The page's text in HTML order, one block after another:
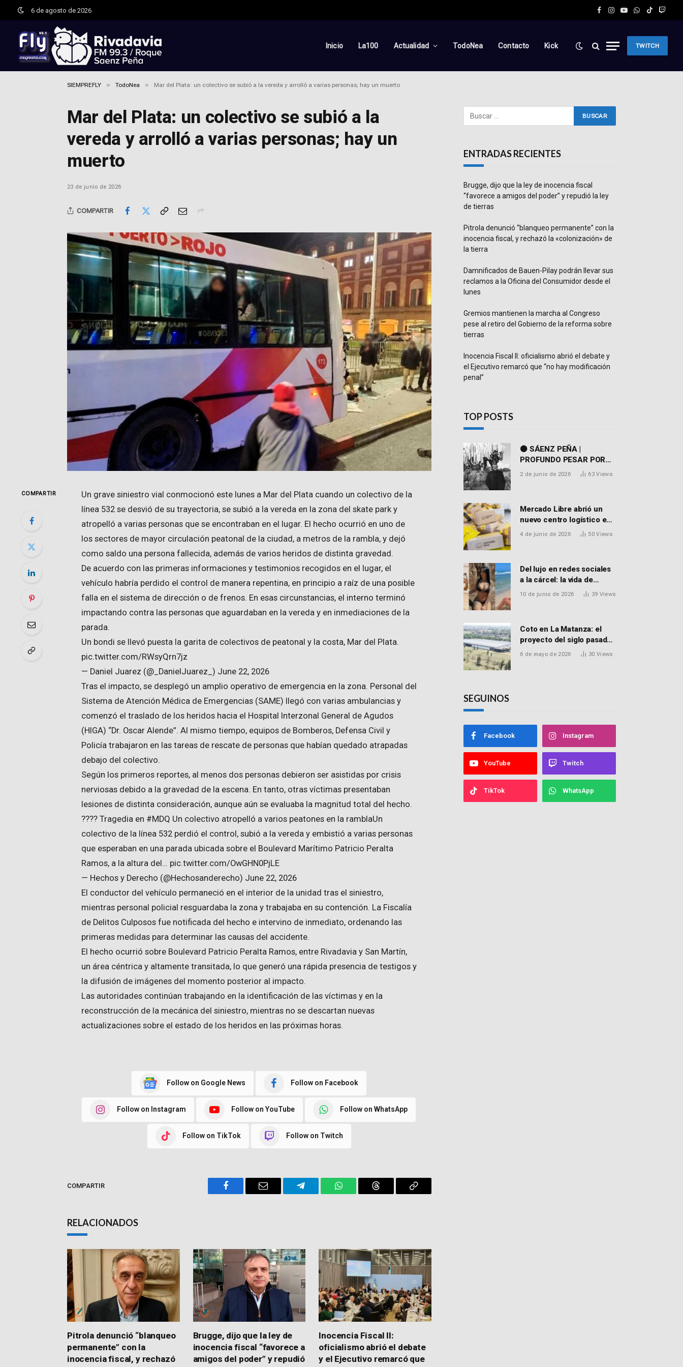
6 de agosto de 2026
Facebook
Instagram
YouTube
WhatsApp
TikTokTwitch
Inicio La100 Actualidad TodoNea Contacto Kick TWITCH
SIEMPREFLY » TodoNea » Mar del Plata: un colectivo se subió a la vereda y arrolló a varias personas; hay un muerto
Mar del Plata: un colectivo se subió a la
vereda y arrolló a varias personas; hay un
muerto
23 de junio de 2026
COMPARTIR
COMPARTIR
Un grave siniestro vial conmocionó este lunes a Mar del Plata cuando un colectivo de la
línea 532 se desvió de su trayectoria, se subió a la vereda en la zona del skate park y
atropelló a varias personas que se encontraban en el lugar. El hecho ocurrió en uno de
los sectores de mayor circulación peatonal de la ciudad, a metros de la rambla, y dejó
como saldo una persona fallecida, además de varios heridos de distinta gravedad.
De acuerdo con las primeras informaciones y testimonios recogidos en el lugar, el
vehículo habría perdido el control de manera repentina, en principio a raíz de una posible
falla en el sistema de dirección o de frenos. En esas circunstancias, el interno terminó
impactando contra las personas que aguardaban en la vereda y en inmediaciones de la
parada.
Un bondi se llevó puesta la garita de colectivos de peatonal y la costa, Mar del Plata.
pic.twitter.com/RWsyQrn7jz
— Daniel Juarez (@_DanielJuarez_) June 22, 2026
Tras el impacto, se desplegó un amplio operativo de emergencia en la zona. Personal del
Sistema de Atención Médica de Emergencias (SAME) llegó con varias ambulancias y
comenzó el traslado de los heridos hacia el Hospital Interzonal General de Agudos
(HIGA) “Dr. Oscar Alende”. Al mismo tiempo, equipos de Bomberos, Defensa Civil y
Policía trabajaron en las tareas de rescate de personas que habían quedado atrapadas
debajo del colectivo.
Según los primeros reportes, al menos dos personas debieron ser asistidas por crisis
nerviosas debido a la gravedad de la escena. En tanto, otras víctimas presentaban
lesiones de distinta consideración, aunque aún se evaluaba la magnitud total del hecho.
???? Tragedia en #MDQ Un colectivo atropelló a varios peatones en la ramblaUn
colectivo de la línea 532 perdió el control, subió a la vereda y embistió a varias personas
que esperaban en una parada ubicada sobre el Boulevard Marítimo Patricio Peralta
Ramos, a la altura del… pic.twitter.com/OwGHN0PjLE
— Hechos y Derecho (@Hechosanderecho) June 22, 2026
El conductor del vehículo permaneció en el interior de la unidad tras el siniestro,
mientras personal policial resguardaba la zona y trabajaba en su contención. La Fiscalía
de Delitos Culposos fue notificada del hecho e intervino de inmediato, ordenando las
primeras medidas para determinar las causas del accidente.
El hecho ocurrió sobre Boulevard Patricio Peralta Ramos, entre Rivadavia y San Martín,
un área céntrica y altamente transitada, lo que generó una rápida presencia de testigos y
la difusión de imágenes del momento posterior al impacto.
Las autoridades continúan trabajando en la identificación de las víctimas y en la
reconstrucción de la mecánica del siniestro, mientras no se descartan nuevas
actualizaciones sobre el estado de los heridos en las próximas horas.
Follow on Google News Follow on Facebook
Follow on Instagram Follow on YouTube Follow on WhatsApp
Follow on TikTok Follow on Twitch
COMPARTIR
Facebook Email Telegram WhatsAppThreads
Copy
RELACIONADOS
Pitrola denunció “blanqueo
permanente” con la
inocencia fiscal, y rechazó
Brugge, dijo que la ley de
inocencia fiscal “favorece a
amigos del poder” y repudió
Inocencia Fiscal II:
oficialismo abrió el debate
y el Ejecutivo remarcó que
ENTRADAS RECIENTES
Brugge, dijo que la ley de inocencia fiscal
“favorece a amigos del poder” y repudió la ley
de tierras
Pitrola denunció “blanqueo permanente” con la
inocencia fiscal, y rechazó la «colonización» de
la tierra
Damnificados de Bauen-Pilay podrán llevar sus
reclamos a la Oficina del Consumidor desde el
lunes
Gremios mantienen la marcha al Congreso
pese al retiro del Gobierno de la reforma sobre
tierras
Inocencia Fiscal II: oficialismo abrió el debate y
el Ejecutivo remarcó que “no hay modificación
penal”
TOP POSTS
⚫ SÁENZ PEÑA |
PROFUNDO PESAR POR
EL FALLECIMIENTO DEL
2 de junio de 2026 63Views
Mercado Libre abrió un
nuevo centro logístico en
Don Torcuato que
4 de junio de 2026 50Views
Del lujo en redes sociales
a la cárcel: la vida de
Macarena Distéfano, la
10 de junio de 2026 39 Views
Coto en La Matanza: el
proyecto del siglo pasado
que recibió el aval de la
6 de mayo de 2026 30 Views
SEGUINOS
Facebook Instagram
YouTube Twitch
TikTok WhatsApp